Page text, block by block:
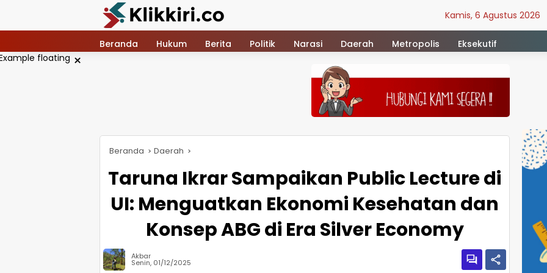
konten
Kamis, 6 Agustus 2026
Beranda Hukum Berita Politik Narasi Daerah Metropolis Eksekutif
×
Beranda Daerah
Taruna Ikrar Sampaikan Public Lecture di
UI: Menguatkan Ekonomi Kesehatan dan
Konsep ABG di Era Silver Economy
Akbar
Senin, 01/12/2025